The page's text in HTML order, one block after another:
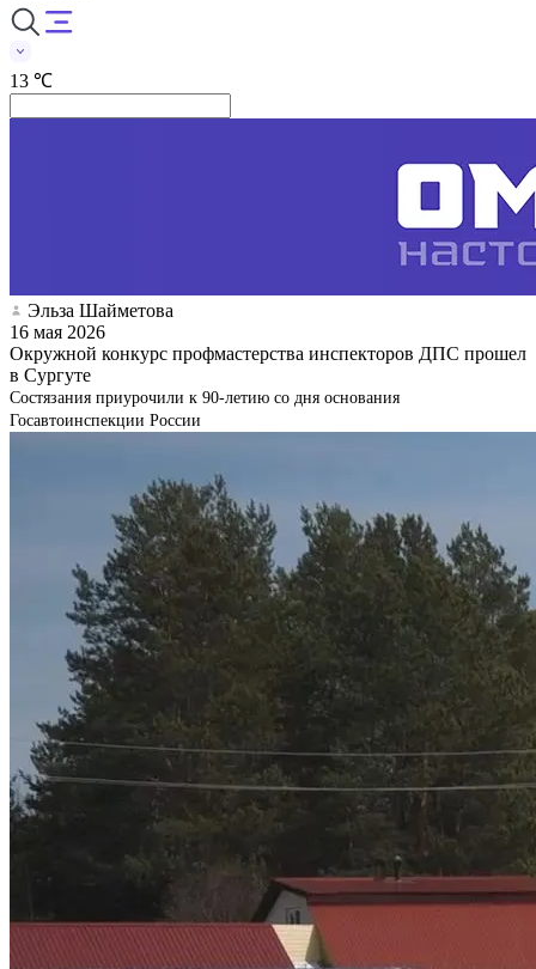
13 ℃
Эльза Шайметова
16 мая 2026
Окружной конкурс профмастерства инспекторов ДПС прошел
в Сургуте
Состязания приурочили к 90-летию со дня основания
Госавтоинспекции России